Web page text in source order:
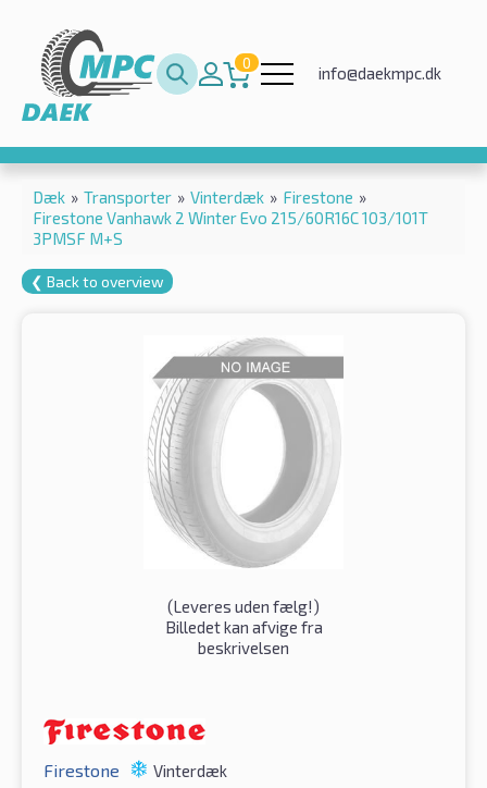
0
info@daekmpc.dk
Dæk » Transporter » Vinterdæk » Firestone »
Firestone Vanhawk 2 Winter Evo 215/60R16C 103/101T
3PMSF M+S
❮ Back to overview
(Leveres uden fælg!)
Billedet kan afvige fra
beskrivelsen
Firestone Vinterdæk